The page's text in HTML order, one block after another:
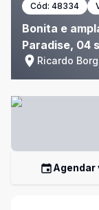
Cód: 48334
Bonita e
Paradise, 04
Ricardo
Agendar